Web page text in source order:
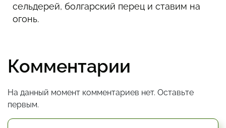
сельдерей, болгарский перец и ставим на
огонь.
Комментарии
На данный момент комментариев нет. Оставьте
первым.